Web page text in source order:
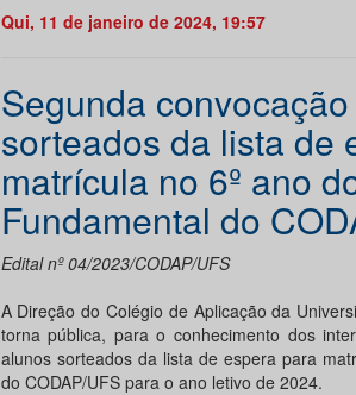
Qui, 11 de janeiro de 2024, 19:57
Segunda
sorteados da lista de
matrícula no 6º ano
Fundamental do
Edital nº 04/2023/CODAP/UFS
A Direção do Colégio de Aplicação da
torna pública, para o conhecimento dos
alunos sorteados da lista de espera para
do CODAP/UFS para o ano letivo de 2024.